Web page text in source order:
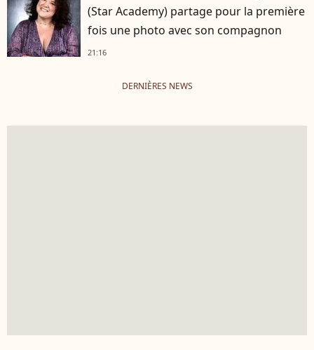
(Star Academy) partage pour la première
fois une photo avec son compagnon
21:16
DERNIÈRES NEWS